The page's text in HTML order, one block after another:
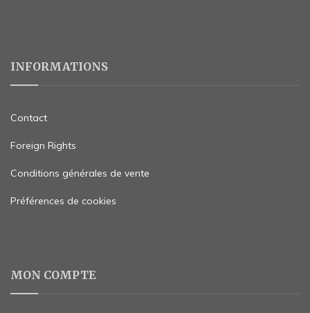
INFORMATIONS
Contact
Foreign Rights
Conditions générales de vente
Préférences de cookies
MON COMPTE